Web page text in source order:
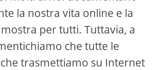
la nostra vita online e la
per tutti. Tuttavia, a
che tutte le
trasmettiamo su Internet